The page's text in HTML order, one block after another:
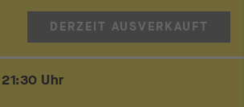
DERZEIT AUSVERKAUFT
Uhr